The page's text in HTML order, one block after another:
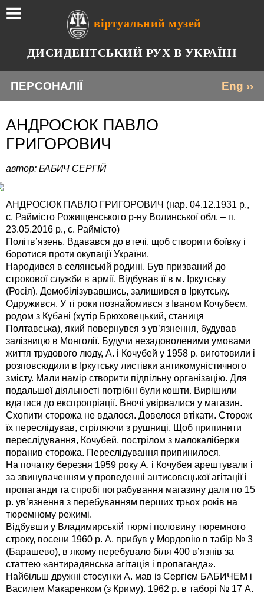
віртуальний музей
ДИСИДЕНТСЬКИЙ РУХ В УКРАЇНІ
Eng ››
ПЕРСОНАЛІЇ
АНДРОСЮК ПАВЛО
ГРИГОРОВИЧ
автор: БАБИЧ СЕРГІЙ
АНДРОСЮК ПАВЛО ГРИГОРОВИЧ (нар. 04.12.1931 р.,
с. Раймісто Рожищенського р-ну Волинської обл. – п.
23.05.2016 р., с. Раймісто)
Політв’язень. Вдавався до втечі, щоб створити боївку і
боротися проти окупації України.
Народився в селянській родині. Був призваний до
строкової служби в армії. Відбував її в м. Іркутську
(Росія). Демобілізувавшись, залишився в Іркутську.
Одружився. У ті роки познайомився з Іваном Кочубеєм,
родом з Кубані (хутір Брюховецький, станиця
Полтавська), який повернувся з ув’язнення, будував
залізницю в Монголії. Будучи незадоволеними умовами
життя трудового люду, А. і Кочубей у 1958 р. виготовили і
розповсюдили в Іркутську листівки антикомуністичного
змісту. Мали намір створити підпільну організацію. Для
подальшої діяльності потрібні були кошти. Вирішили
вдатися до експропріації. Вночі увірвалися у магазин.
Схопити сторожа не вдалося. Довелося втікати. Сторож
їх переслідував, стріляючи з рушниці. Щоб припинити
переслідування, Кочубей, пострілом з малокаліберки
поранив сторожа. Переслідування припинилося.
На початку березня 1959 року А. і Кочубея арештували і
за звинуваченням у проведенні антисовєцької агітації і
пропаганди та спробі пограбування магазину дали по 15
р. ув’язнення з перебуванням перших трьох років на
тюремному режимі.
Відбувши у Владимирській тюрмі половину тюремного
строку, восени 1960 р. А. прибув у Мордовію в табір № 3
(Барашево), в якому перебувало біля 400 в’язнів за
статтею «антирадянська агітація і пропаганда».
Найбільш дружні стосунки А. мав із Сергієм БАБИЧЕМ і
Василем Макаренком (з Криму). 1962 р. в таборі № 17 А.